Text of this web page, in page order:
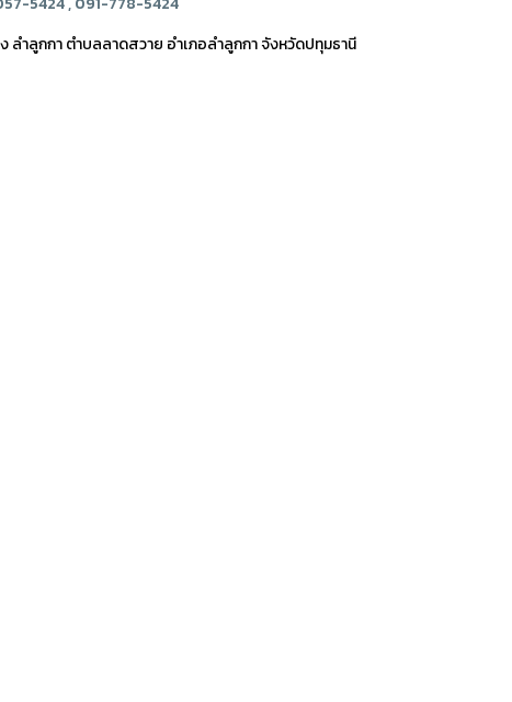
ลำลูกกา ตำบลลาดสวาย อำเภอลำลูกกา จังหวัดปทุมธานี